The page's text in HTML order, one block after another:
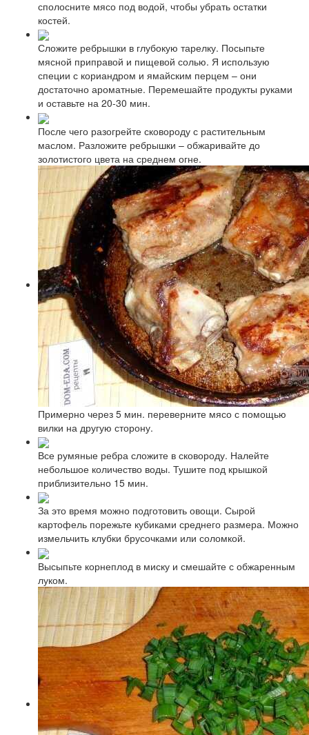
сполосните мясо под водой, чтобы убрать остатки
костей.
Сложите ребрышки в глубокую тарелку. Посыпьте
мясной приправой и пищевой солью. Я использую
специи с кориандром и ямайским перцем – они
достаточно ароматные. Перемешайте продукты руками
и оставьте на 20-30 мин.
После чего разогрейте сковороду с растительным
маслом. Разложите ребрышки – обжаривайте до
золотистого цвета на среднем огне.
Примерно через 5 мин. переверните мясо с помощью
вилки на другую сторону.
Все румяные ребра сложите в сковороду. Налейте
небольшое количество воды. Тушите под крышкой
приблизительно 15 мин.
За это время можно подготовить овощи. Сырой
картофель порежьте кубиками среднего размера. Можно
измельчить клубки брусочками или соломкой.
Высыпьте корнеплод в миску и смешайте с обжаренным
луком.